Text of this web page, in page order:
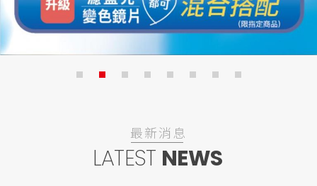
LATEST NEWS
最新消息
✨SUPER系列太陽鏡強勢登場 全面7折✨
線上訂/門市取/送到家
【酷柏】珂朗清日拋2盒折250元